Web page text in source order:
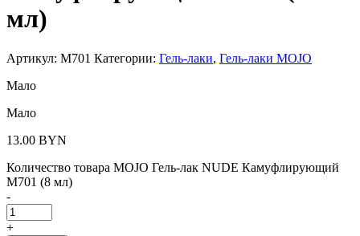
мл)
Артикул: M701 Категории: Гель-лаки, Гель-лаки MOJO
Мало
Мало
13.00 BYN
Количество товара MOJO Гель-лак NUDE Камуфлирующий
M701 (8 мл)
-
+